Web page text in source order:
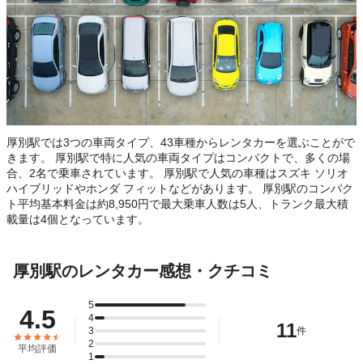
厚別駅では3つの車両タイプ、43車種からレンタカーを選ぶことがで
きます。 厚別駅で特に人気の車両タイプはコンパクトで、多くの場
合、2名で乗車されています。 厚別駅で人気の車種はスズキ ソリオ
ハイブリッドやホンダ フィットなどがあります。 厚別駅のコンパク
ト平均基本料金は約8,950円で最大乗車人数は5人、トランク最大積
載量は4個となっています。
厚別駅のレンタカー感想・クチコミ
4.5
平均評価
5
4
3
2
1
11件